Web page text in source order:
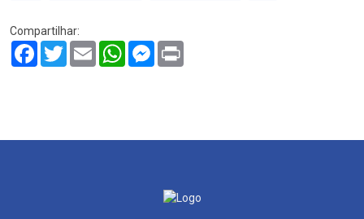
Compartilhar:
Facebook
TwitterEmail WhatsAppMessenger